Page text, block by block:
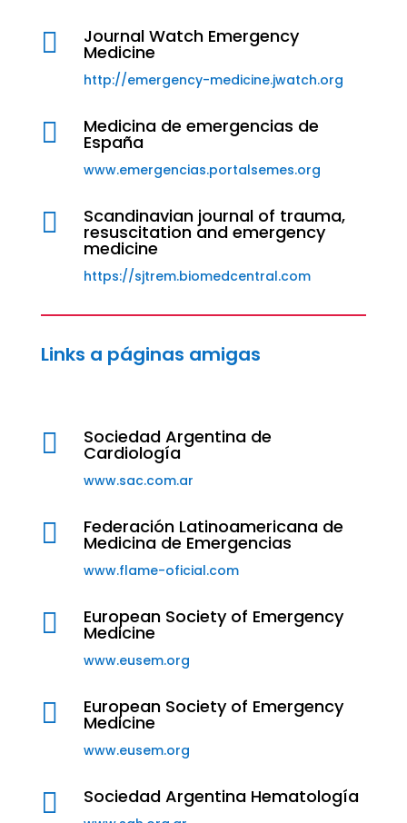
 Journal Watch Emergency
Medicine
http://emergency-medicine.jwatch.org
 Medicina de emergencias de
España
www.emergencias.portalsemes.org
 Scandinavian journal of trauma,
resuscitation and emergency
medicine
https://sjtrem.biomedcentral.com
Links a páginas amigas
 Sociedad Argentina de
Cardiología
www.sac.com.ar
 Federación Latinoamericana de
Medicina de Emergencias
www.flame-oficial.com
 European Society of Emergency
Medicine
www.eusem.org
 European Society of Emergency
Medicine
www.eusem.org
 Sociedad Argentina Hematología